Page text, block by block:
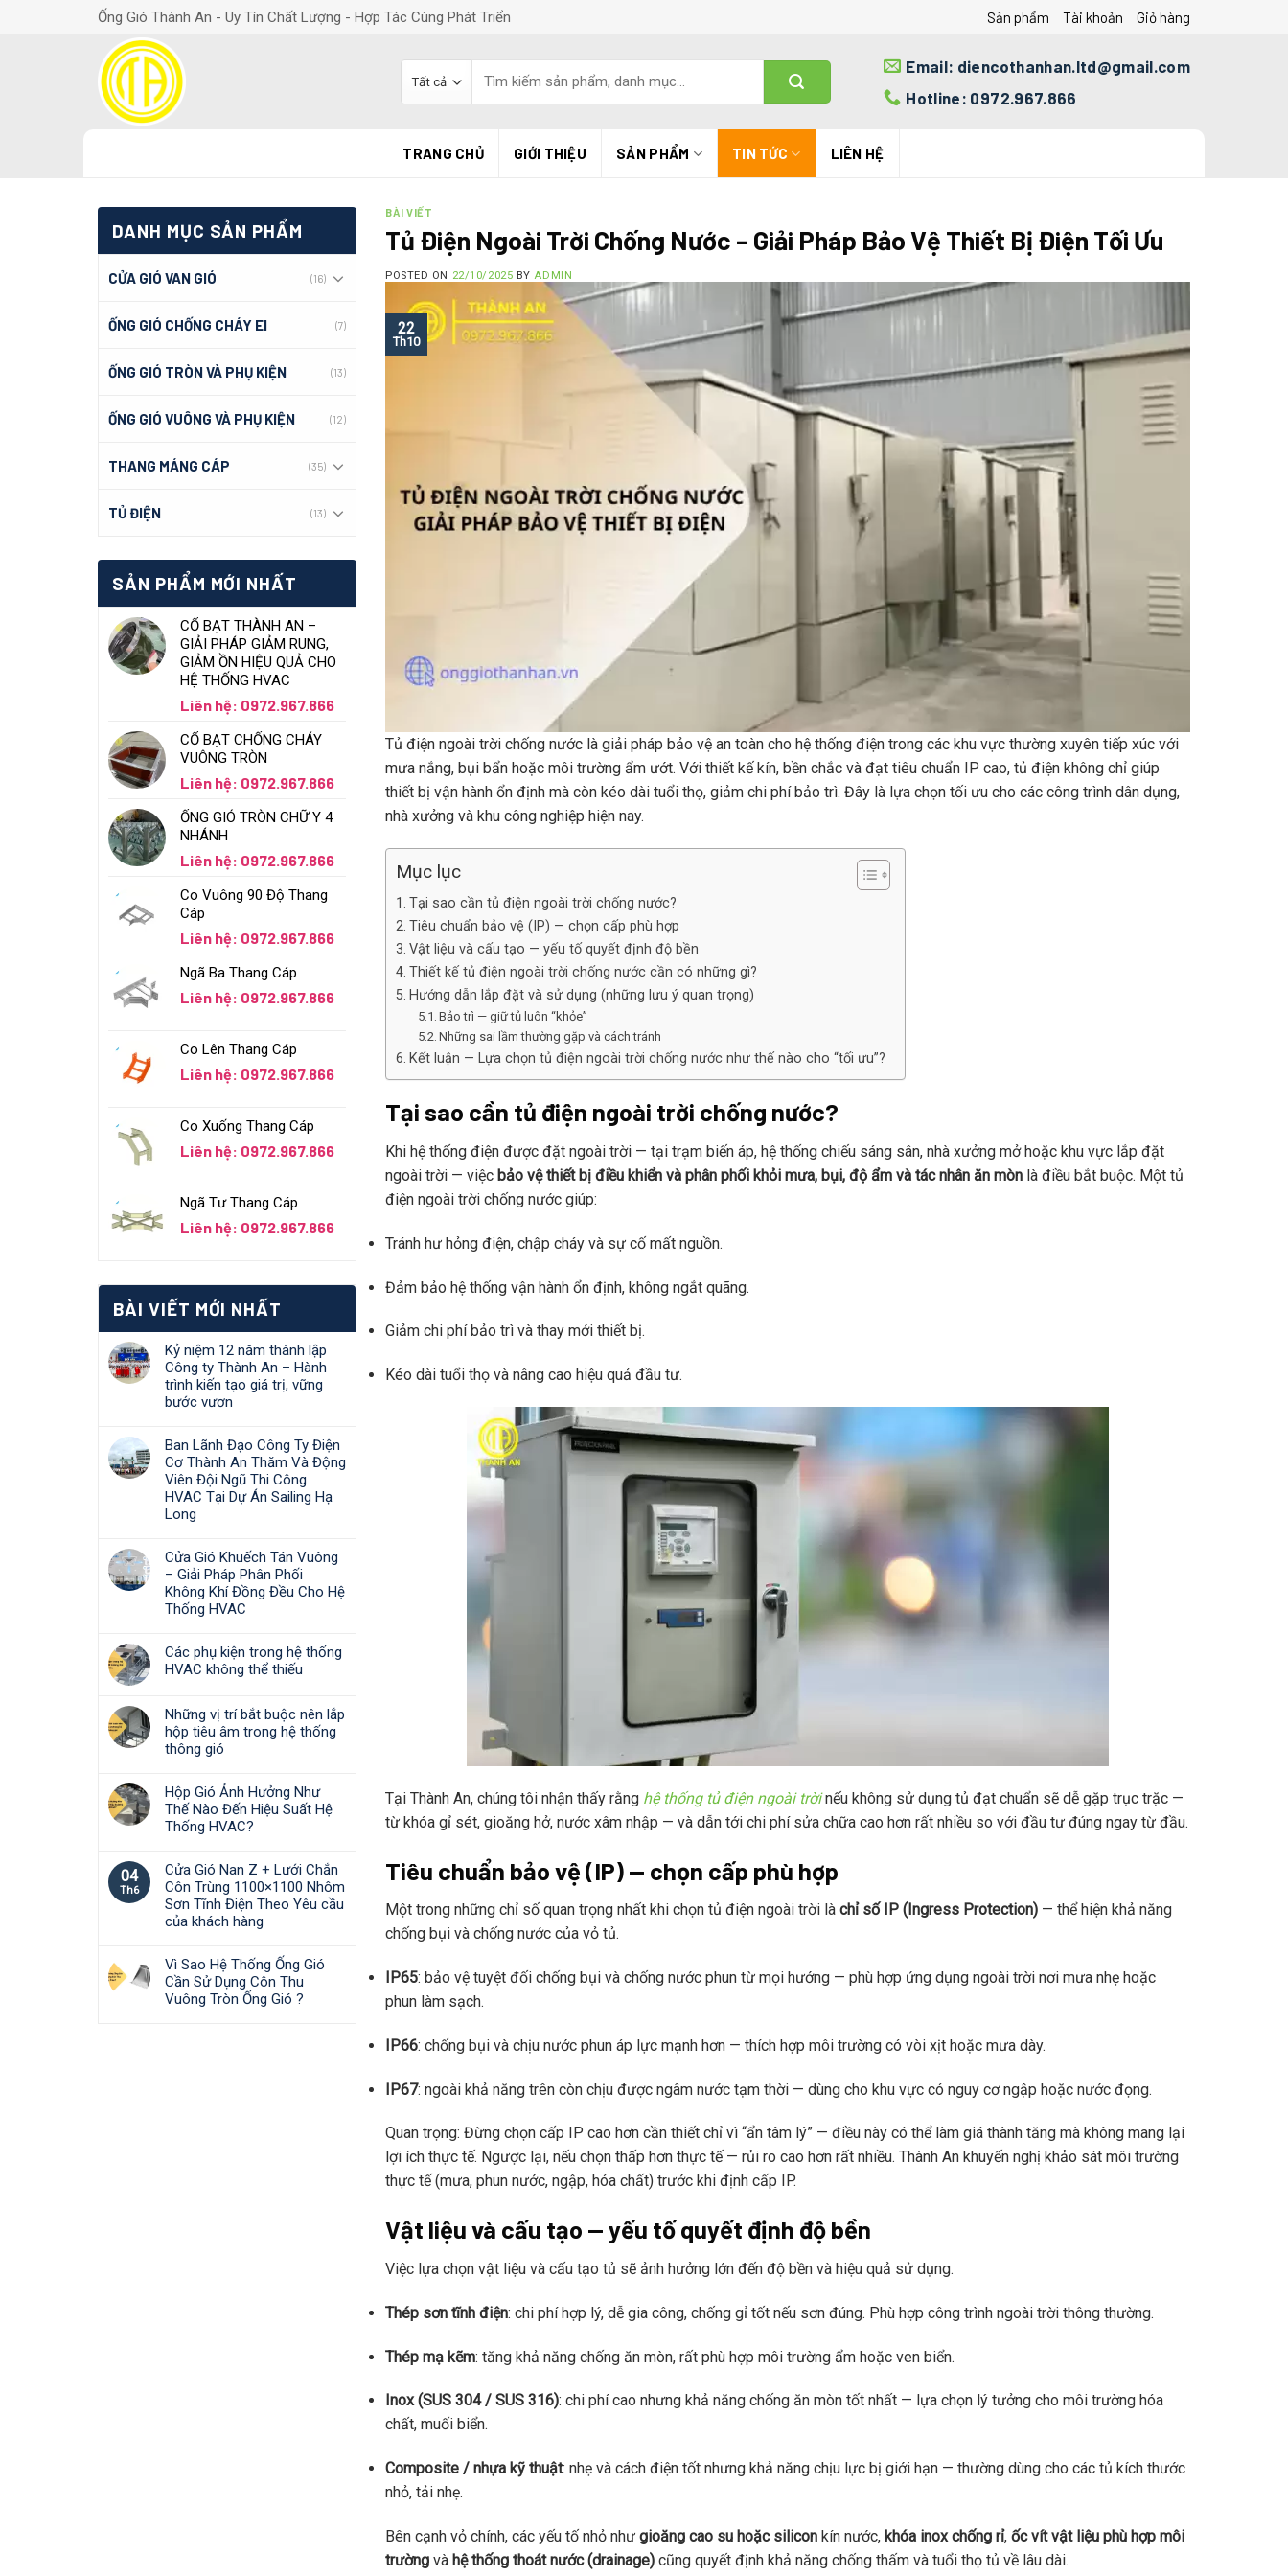
Ống Gió Thành An - Uy Tín Chất Lượng - Hợp Tác Cùng Phát Triển Sản phẩm Tài khoản Giỏ hàng
kiếm:
Email: diencothanhan.ltd@gmail.com
Hotline: 0972.967.866
TRANG CHỦ GIỚI THIỆU SẢN PHẨM TIN TỨC LIÊN HỆ
DANH MỤC SẢN PHẨM
CỬA GIÓ VAN GIÓ (16)
ỐNG GIÓ CHỐNG CHÁY EI (7)
ỐNG GIÓ TRÒN VÀ PHỤ KIỆN (13)
ỐNG GIÓ VUÔNG VÀ PHỤ KIỆN (12)
THANG MÁNG CÁP (35)
TỦ ĐIỆN (13)
SẢN PHẨM MỚI NHẤT
CỔ BẠT THÀNH AN –
GIẢI PHÁP GIẢM RUNG,
GIẢM ỒN HIỆU QUẢ CHO
HỆ THỐNG HVAC
Liên hệ: 0972.967.866
CỔ BẠT CHỐNG CHÁY
VUÔNG TRÒN
Liên hệ: 0972.967.866
ỐNG GIÓ TRÒN CHỮ Y 4
NHÁNH
Liên hệ: 0972.967.866
Co Vuông 90 Độ Thang
Cáp
Liên hệ: 0972.967.866
Ngã Ba Thang Cáp
Liên hệ: 0972.967.866
Co Lên Thang Cáp
Liên hệ: 0972.967.866
Co Xuống Thang Cáp
Liên hệ: 0972.967.866
Ngã Tư Thang Cáp
Liên hệ: 0972.967.866
BÀI VIẾT MỚI NHẤT
Kỷ niệm 12 năm thành lập
Công ty Thành An – Hành
trình kiến tạo giá trị, vững
bước vươn
Ban Lãnh Đạo Công Ty Điện
Cơ Thành An Thăm Và Động
Viên Đội Ngũ Thi Công
HVAC Tại Dự Án Sailing Hạ
Long
Cửa Gió Khuếch Tán Vuông
– Giải Pháp Phân Phối
Không Khí Đồng Đều Cho Hệ
Thống HVAC
Các phụ kiện trong hệ thống
HVAC không thể thiếu
Những vị trí bắt buộc nên lắp
hộp tiêu âm trong hệ thống
thông gió
Hộp Gió Ảnh Hưởng Như
Thế Nào Đến Hiệu Suất Hệ
Thống HVAC?
04
Th6
Cửa Gió Nan Z + Lưới Chắn
Côn Trùng 1100×1100 Nhôm
Sơn Tĩnh Điện Theo Yêu cầu
của khách hàng
Vì Sao Hệ Thống Ống Gió
Cần Sử Dụng Côn Thu
Vuông Tròn Ống Gió ?
BÀI VIẾT
Tủ Điện Ngoài Trời Chống Nước – Giải Pháp Bảo Vệ Thiết Bị Điện Tối Ưu
POSTED ON 22/10/2025 BYADMIN
22
Th10
Tủ điện ngoài trời chống nước là giải pháp bảo vệ an toàn cho hệ thống điện trong các khu vực thường xuyên tiếp xúc với
mưa nắng, bụi bẩn hoặc môi trường ẩm ướt. Với thiết kế kín, bền chắc và đạt tiêu chuẩn IP cao, tủ điện không chỉ giúp
thiết bị vận hành ổn định mà còn kéo dài tuổi thọ, giảm chi phí bảo trì. Đây là lựa chọn tối ưu cho các công trình dân dụng,
nhà xưởng và khu công nghiệp hiện nay.
Mục lục
Tại sao cần tủ điện ngoài trời chống nước?
Tiêu chuẩn bảo vệ (IP) — chọn cấp phù hợp
Vật liệu và cấu tạo — yếu tố quyết định độ bền
Thiết kế tủ điện ngoài trời chống nước cần có những gì?
Hướng dẫn lắp đặt và sử dụng (những lưu ý quan trọng)
Bảo trì — giữ tủ luôn “khỏe”
Những sai lầm thường gặp và cách tránh
Kết luận — Lựa chọn tủ điện ngoài trời chống nước như thế nào cho “tối ưu”?
Tại sao cần tủ điện ngoài trời chống nước?
Khi hệ thống điện được đặt ngoài trời — tại trạm biến áp, hệ thống chiếu sáng sân, nhà xưởng mở hoặc khu vực lắp đặt
ngoài trời — việc bảo vệ thiết bị điều khiển và phân phối khỏi mưa, bụi, độ ẩm và tác nhân ăn mòn là điều bắt buộc. Một tủ
điện ngoài trời chống nước giúp:
Tránh hư hỏng điện, chập cháy và sự cố mất nguồn.
Đảm bảo hệ thống vận hành ổn định, không ngắt quãng.
Giảm chi phí bảo trì và thay mới thiết bị.
Kéo dài tuổi thọ và nâng cao hiệu quả đầu tư.
Tại Thành An, chúng tôi nhận thấy rằng hệ thống tủ điện ngoài trờinếu không sử dụng tủ đạt chuẩn sẽ dễ gặp trục trặc —
từ khóa gỉ sét, gioăng hở, nước xâm nhập — và dẫn tới chi phí sửa chữa cao hơn rất nhiều so với đầu tư đúng ngay từ đầu.
Tiêu chuẩn bảo vệ (IP) — chọn cấp phù hợp
Một trong những chỉ số quan trọng nhất khi chọn tủ điện ngoài trời là chỉ số IP (Ingress Protection) — thể hiện khả năng
chống bụi và chống nước của vỏ tủ.
IP65: bảo vệ tuyệt đối chống bụi và chống nước phun từ mọi hướng — phù hợp ứng dụng ngoài trời nơi mưa nhẹ hoặc
phun làm sạch.
IP66: chống bụi và chịu nước phun áp lực mạnh hơn — thích hợp môi trường có vòi xịt hoặc mưa dày.
IP67: ngoài khả năng trên còn chịu được ngâm nước tạm thời — dùng cho khu vực có nguy cơ ngập hoặc nước đọng.
Quan trọng: Đừng chọn cấp IP cao hơn cần thiết chỉ vì “ẩn tâm lý” — điều này có thể làm giá thành tăng mà không mang lại
lợi ích thực tế. Ngược lại, nếu chọn thấp hơn thực tế — rủi ro cao hơn rất nhiều. Thành An khuyến nghị khảo sát môi trường
thực tế (mưa, phun nước, ngập, hóa chất) trước khi định cấp IP.
Vật liệu và cấu tạo — yếu tố quyết định độ bền
Việc lựa chọn vật liệu và cấu tạo tủ sẽ ảnh hưởng lớn đến độ bền và hiệu quả sử dụng.
Thép sơn tĩnh điện: chi phí hợp lý, dễ gia công, chống gỉ tốt nếu sơn đúng. Phù hợp công trình ngoài trời thông thường.
Thép mạ kẽm: tăng khả năng chống ăn mòn, rất phù hợp môi trường ẩm hoặc ven biển.
Inox (SUS 304 / SUS 316): chi phí cao nhưng khả năng chống ăn mòn tốt nhất — lựa chọn lý tưởng cho môi trường hóa
chất, muối biển.
Composite / nhựa kỹ thuật: nhẹ và cách điện tốt nhưng khả năng chịu lực bị giới hạn — thường dùng cho các tủ kích thước
nhỏ, tải nhẹ.
Bên cạnh vỏ chính, các yếu tố nhỏ như gioăng cao su hoặc silicon kín nước, khóa inox chống rỉ, ốc vít vật liệu phù hợp môi
trường và hệ thống thoát nước (drainage) cũng quyết định khả năng chống thấm và tuổi thọ tủ về lâu dài.